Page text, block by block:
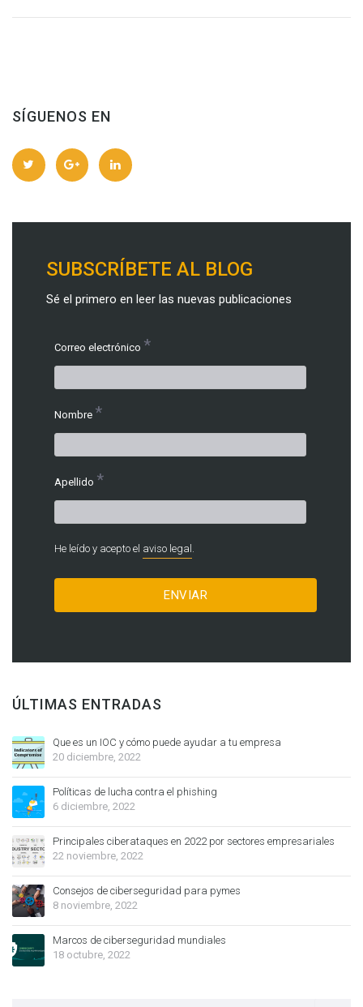
SÍGUENOS EN
SUBSCRÍBETE AL BLOG
Sé el primero en leer las nuevas publicaciones
Correo electrónico *
Nombre *
Apellido *
He leído y acepto el aviso legal .
ÚLTIMAS ENTRADAS
Que es un IOC y cómo puede ayudar a tu empresa
20 diciembre, 2022
Políticas de lucha contra el phishing
6 diciembre, 2022
Principales ciberataques en 2022 por sectores empresariales
22 noviembre, 2022
Consejos de ciberseguridad para pymes
8 noviembre, 2022
Marcos de ciberseguridad mundiales
18 octubre, 2022